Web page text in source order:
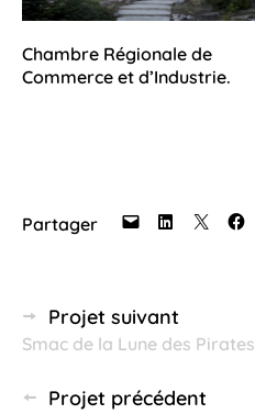
Chambre Régionale de
Commerce et d’Industrie.
Partager
Navigation
des
articles
Projet suivant
Smac de la Lune des Pirates
Projet précédent